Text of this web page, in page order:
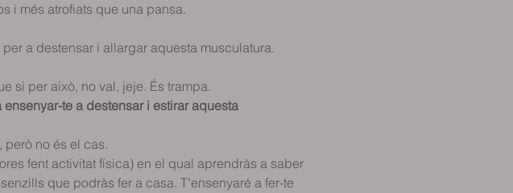
i més atrofiats que una pansa.
a destensar i allargar aquesta musculatura.
si per això, no val, jeje. És trampa.
te a destensar i estirar aquesta
no és el cas.
fent activitat física) en el qual aprendràs a saber
que podràs fer a casa. T'ensenyaré a fer-te